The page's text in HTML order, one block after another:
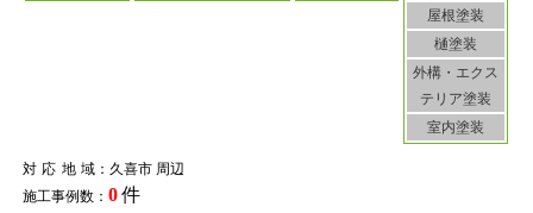
屋根塗装
樋塗装
外構・エクス
テリア塗装
室内塗装
対応地域：久喜市 周辺
施工事例数： 0件